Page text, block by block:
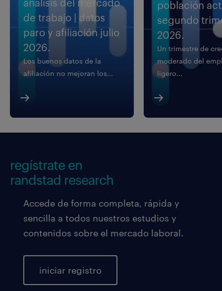
análisis del mercado
de trabajo | datos
paro y afiliación julio
2026.
Los buenos datos de la
afiliación no mejoran los...
población
segundo
2026.
Un trimestre de
moderado del
ligero...
regístrate en
randstad research
Accede de forma completa, rápida y
sencilla a todos nuestros estudios y
contenidos sobre el mercado laboral.
iniciar registro